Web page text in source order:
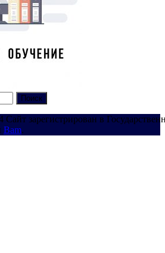
Сайт зарегистрирован в
Bam.